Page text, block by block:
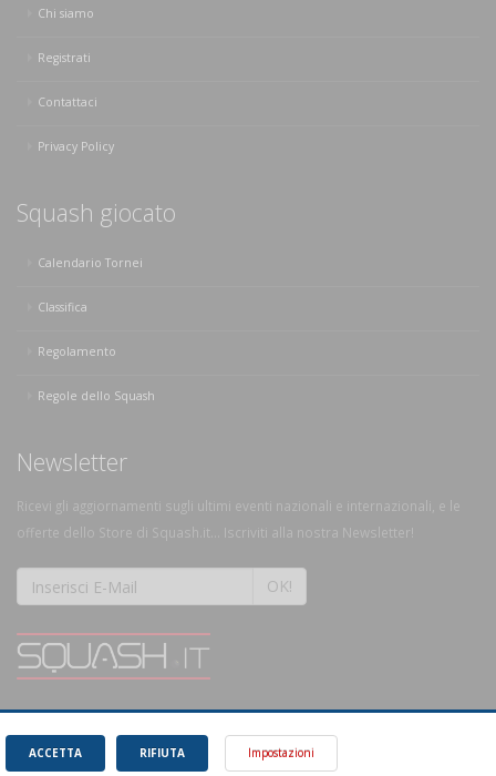
Chi siamo
Registrati
Contattaci
Privacy Policy
Squash giocato
Calendario Tornei
Classifica
Regolamento
Regole dello Squash
Newsletter
Ricevi gli aggiornamenti sugli ultimi eventi nazionali e internazionali, e le
offerte dello Store di Squash.it... Iscriviti alla nostra Newsletter!
OK!
SQUASH.it: Il punto di riferimento quotidiano per tutti gli amanti di questo
magnifico sport.
Leggi
RIFIUTA
ACCETTA Impostazioni